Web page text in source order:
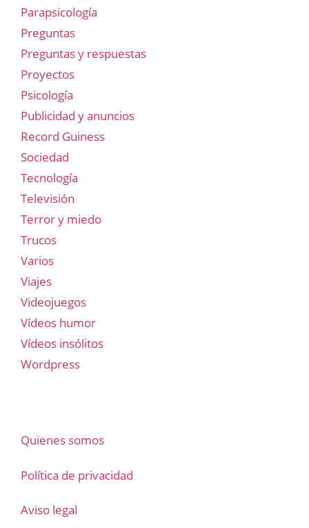
Parapsicología
Preguntas
Preguntas y respuestas
Proyectos
Psicología
Publicidad y anuncios
Record Guiness
Sociedad
Tecnología
Televisión
Terror y miedo
Trucos
Varios
Viajes
Videojuegos
Vídeos humor
Vídeos insólitos
Wordpress
Quienes somos
Política de privacidad
Aviso legal